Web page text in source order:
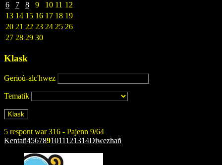
6
7 8 9 10 11 12
13 14 15 16 17 18 19
20 21 22 23 24 25 26
27 28 29 30
Klask
Gerioù-alc'hwez
Tematik
5 respont war 316 - Pajenn 9/64
Kentañ4567891011121314Diwezhañ